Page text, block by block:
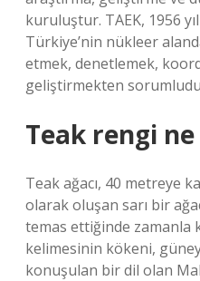
kuruluştur. TAEK, 1956
Türkiye’nin nükleer
etmek, denetlemek,
geliştirmekten
Teak rengi
Teak ağacı, 40 metreye
olarak oluşan sarı bir
temas ettiğinde zamanla
kelimesinin kökeni,
konuşulan bir dil olan